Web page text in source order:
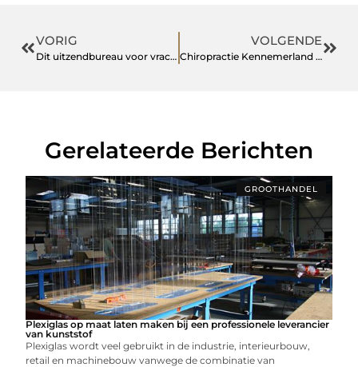
VORIG
Dit uitzendbureau voor vrachtwagenchauffeurs is de toekomst in transport
VOLGENDE
Chiropractie Kennemerland in Haarlem: Gespecialiseerde Zorg voor de Ziekte van Bechterew
Gerelateerde Berichten
GROOTHANDEL
Plexiglas op maat laten maken bij een professionele leverancier
van kunststof
Plexiglas wordt veel gebruikt in de industrie, interieurbouw,
retail en machinebouw vanwege de combinatie van